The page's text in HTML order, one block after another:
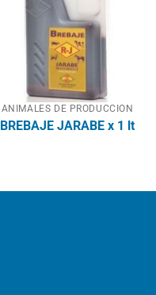
ANIMALES DE PRODUCCION
BREBAJE JARABE x 1 lt